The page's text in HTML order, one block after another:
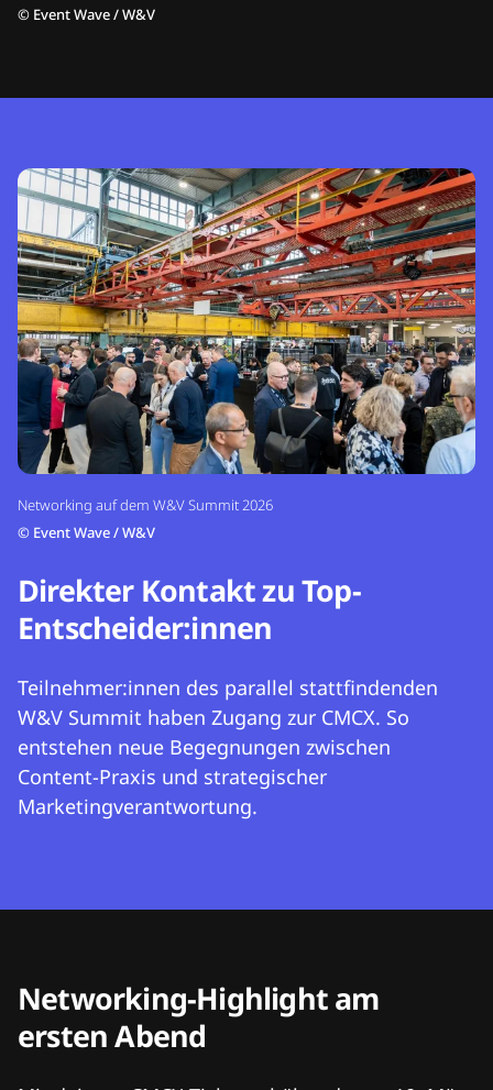
© Event Wave / W&V
Networking auf dem W&V Summit 2026
© Event Wave / W&V
Direkter Kontakt zu Top-
Entscheider:innen
Teilnehmer:innen des parallel stattfindenden
W&V Summit haben Zugang zur CMCX. So
entstehen neue Begegnungen zwischen
Content-Praxis und strategischer
Marketingverantwortung.
Networking-Highlight am
ersten Abend